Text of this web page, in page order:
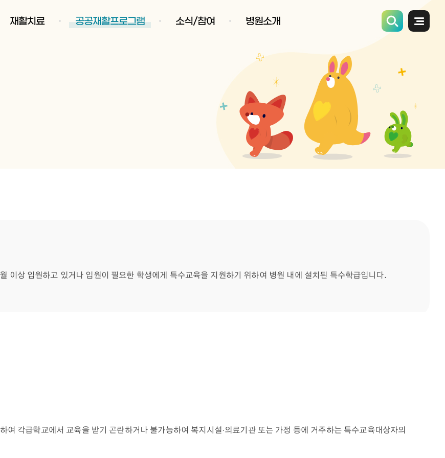
전체메
재활치료 공공재활프로그램 소식/참여 병원소개
이상 입원하고 있거나 입원이 필요한 학생에게 특수교육을 지원하기 위하여 병원 내에 설치된 특수학급입니다.
각급학교에서 교육을 받기 곤란하거나 불가능하여 복지시설·의료기관 또는 가정 등에 거주하는 특수교육대상자의